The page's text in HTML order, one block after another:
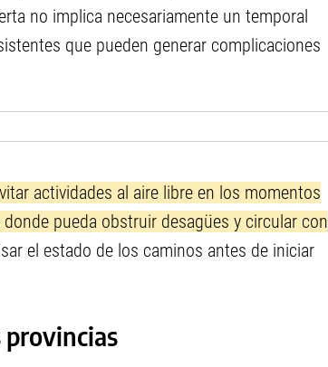
no implica necesariamente un temporal
que pueden generar complicaciones
actividades al aire libre en los momentos
pueda obstruir desagües y circular con
el estado de los caminos antes de iniciar
provincias